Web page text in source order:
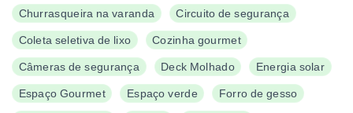
Churrasqueira na varanda Circuito de segurança
Coleta seletiva de lixo Cozinha gourmet
Câmeras de segurança Deck Molhado Energia solar
Espaço Gourmet Espaço verde Forro de gesso